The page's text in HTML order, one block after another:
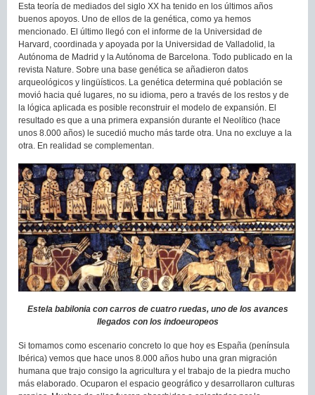
Esta teoría de mediados del siglo XX ha tenido en los últimos años
buenos apoyos. Uno de ellos de la genética, como ya hemos
mencionado. El último llegó con el informe de la Universidad de
Harvard, coordinada y apoyada por la Universidad de Valladolid, la
Autónoma de Madrid y la Autónoma de Barcelona. Todo publicado en la
revista Nature. Sobre una base genética se añadieron datos
arqueológicos y lingüísticos. La genética determina qué población se
movió hacia qué lugares, no su idioma, pero a través de los restos y de
la lógica aplicada es posible reconstruir el modelo de expansión. El
resultado es que a una primera expansión durante el Neolítico (hace
unos 8.000 años) le sucedió mucho más tarde otra. Una no excluye a la
otra. En realidad se complementan.
Estela babilonia con carros de cuatro ruedas, uno de los avances
llegados con los indoeuropeos
Si tomamos como escenario concreto lo que hoy es España (península
Ibérica) vemos que hace unos 8.000 años hubo una gran migración
humana que trajo consigo la agricultura y el trabajo de la piedra mucho
más elaborado. Ocuparon el espacio geográfico y desarrollaron culturas